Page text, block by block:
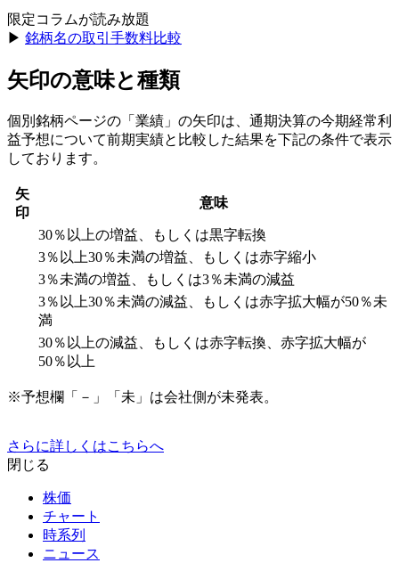
限定コラムが読み放題
▶︎ 銘柄名の取引手数料比較
矢印の意味と種類
個別銘柄ページの「業績」の矢印は、通期決算の今期経常利
益予想について前期実績と比較した結果を下記の条件で表示
しております。
矢
印
意味
30％以上の増益、もしくは黒字転換
3％以上30％未満の増益、もしくは赤字縮小
3％未満の増益、もしくは3％未満の減益
3％以上30％未満の減益、もしくは赤字拡大幅が50％未
満
30％以上の減益、もしくは赤字転換、赤字拡大幅が
50％以上
※予想欄「－」「未」は会社側が未発表。
さらに詳しくはこちらへ
閉じる
株価
チャート
時系列
ニュース